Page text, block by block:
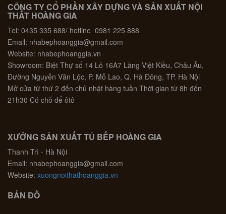
CÔNG TY CỔ PHẦN XÂY DỰNG VÀ SẢN XUẤT NỘI
THẤT HOÀNG GIA
Tel: 0435 335 688/ hotline 0981 225 888
Email: nhabephoanggia@gmail.com
Website: nhabephoanggia.vn
Showroom: Biệt Thự số 14 Lô 16A7 Làng Việt Kiều, Châu Âu,
Đường Nguyễn Văn Lộc, P. Mỗ Lao, Q. Hà Đông, TP. Hà Nội
Mở cửa từ thứ 2 đến chủ nhật hàng tuần Thời gian từ 8h đến
21h30 Có chỗ để ôtô
XƯỞNG SẢN XUẤT TỦ BẾP HOÀNG GIA
Thanh Trì - Hà Nội
Email: nhabephoanggia@gmail.com
Website: xuongnoithathoanggia.vn
BẢN ĐỒ